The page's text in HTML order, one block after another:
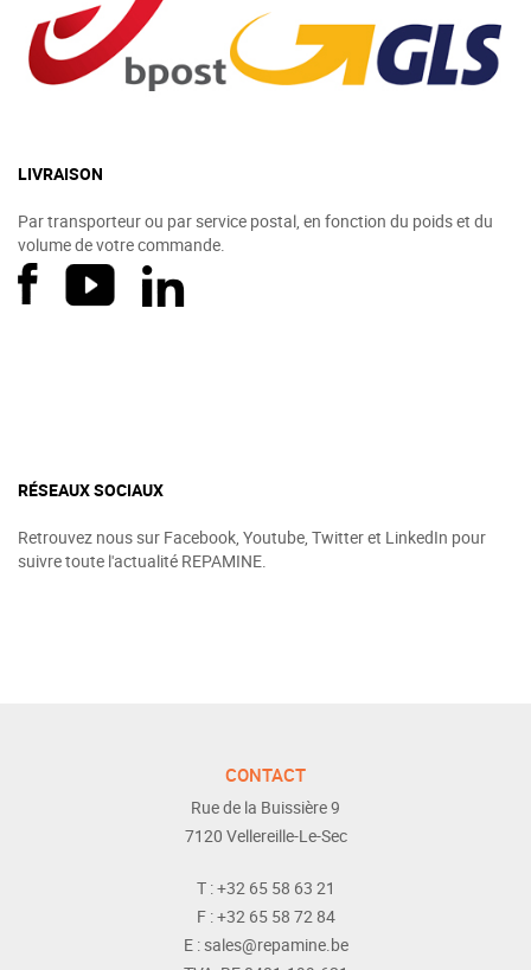
LIVRAISON
Par transporteur ou par service postal, en fonction du poids et du
volume de votre commande.
RÉSEAUX SOCIAUX
Retrouvez nous sur Facebook, Youtube, Twitter et LinkedIn pour
suivre toute l'actualité REPAMINE.
CONTACT
Rue de la Buissière 9
7120 Vellereille-Le-Sec
T :+32 65 58 63 21
F :+32 65 58 72 84
E :sales@repamine.be